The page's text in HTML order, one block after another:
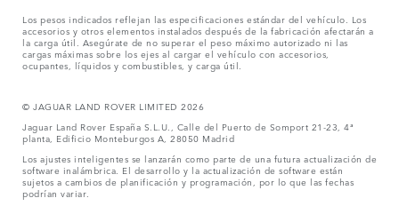
Los pesos indicados reflejan las especificaciones estándar del vehículo. Los
accesorios y otros elementos instalados después de la fabricación afectarán a
la carga útil. Asegúrate de no superar el peso máximo autorizado ni las
cargas máximas sobre los ejes al cargar el vehículo con accesorios,
ocupantes, líquidos y combustibles, y carga útil.
© JAGUAR LAND ROVER LIMITED 2026
Jaguar Land Rover España S.L.U., Calle del Puerto de Somport 21-23, 4ª
planta, Edificio Monteburgos A, 28050 Madrid
Los ajustes inteligentes se lanzarán como parte de una futura actualización de
software inalámbrica. El desarrollo y la actualización de software están
sujetos a cambios de planificación y programación, por lo que las fechas
podrían variar.